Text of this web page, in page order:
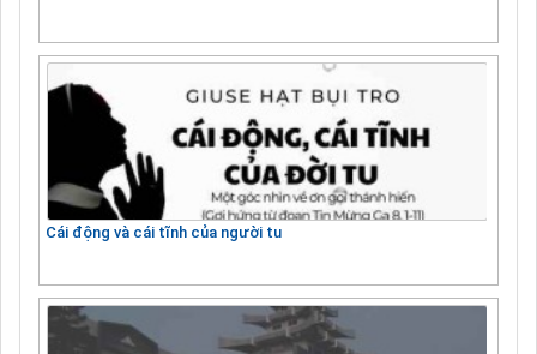
Cái động và cái tĩnh của người tu